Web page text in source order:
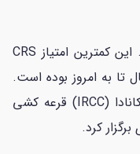
امتیاز پذیرش برای این دسته ۳۶۵ بود. این کمترین امتیاز CRS
تا به امروز بوده است.
اداره مهاجرت، پناهندگان و شهروندی کانادا (IRCC) قرعه کشی
کرد.